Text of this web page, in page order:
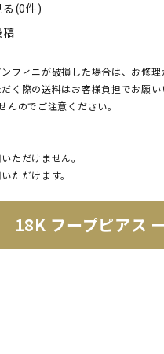
る(0件)
稿
フィニが破損した場合は、お修理
く際の送料はお客様負担でお願い
んのでご注意ください。
ただけません。
ただけます。
18K フープピアス